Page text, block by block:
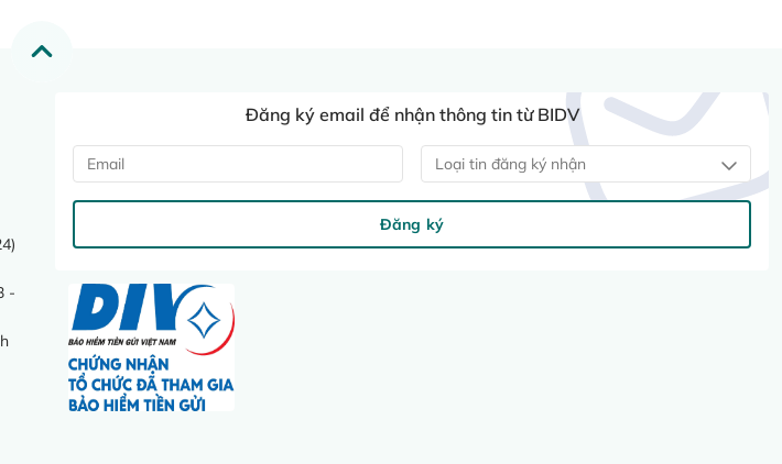
-
Đăng ký email để nhận thông tin từ BIDV
Loại tin đăng ký nhận
Đăng ký